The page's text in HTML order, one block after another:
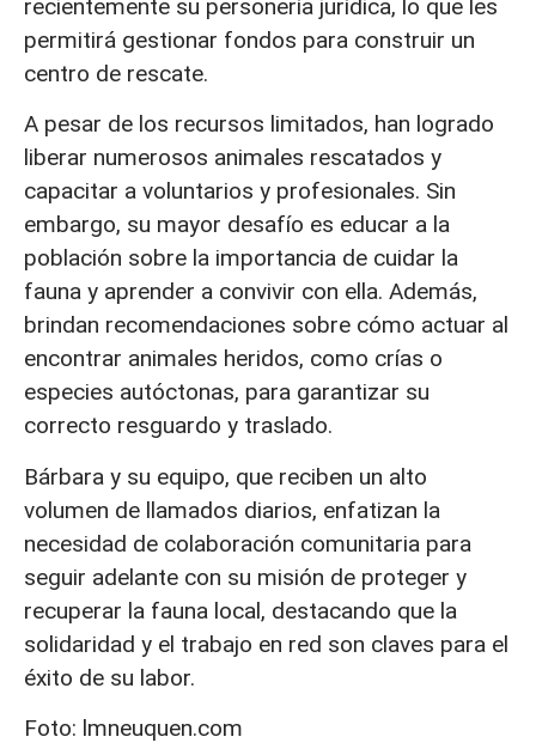
recientemente su personería jurídica, lo que les
permitirá gestionar fondos para construir un
centro de rescate.
A pesar de los recursos limitados, han logrado
liberar numerosos animales rescatados y
capacitar a voluntarios y profesionales. Sin
embargo, su mayor desafío es educar a la
población sobre la importancia de cuidar la
fauna y aprender a convivir con ella. Además,
brindan recomendaciones sobre cómo actuar al
encontrar animales heridos, como crías o
especies autóctonas, para garantizar su
correcto resguardo y traslado.
Bárbara y su equipo, que reciben un alto
volumen de llamados diarios, enfatizan la
necesidad de colaboración comunitaria para
seguir adelante con su misión de proteger y
recuperar la fauna local, destacando que la
solidaridad y el trabajo en red son claves para el
éxito de su labor.
Foto: lmneuquen.com